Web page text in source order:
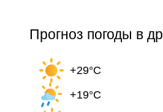
Прогноз погоды в
+29°C
+19°C